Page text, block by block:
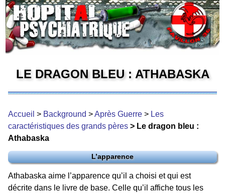
LE DRAGON BLEU : ATHABASKA
Accueil > Background >Après Guerre > Les
caractéristiques des grands pères > Le dragon bleu :
Athabaska
L’apparence
Athabaska aime l’apparence qu’il a choisi et qui est
décrite dans le livre de base. Celle qu’il affiche tous les